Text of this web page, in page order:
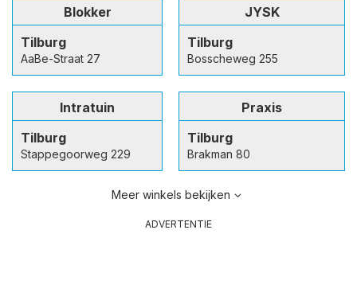
Blokker
Tilburg
AaBe-Straat 27
JYSK
Tilburg
Bosscheweg 255
Intratuin
Tilburg
Stappegoorweg 229
Praxis
Tilburg
Brakman 80
Meer winkels bekijken
ADVERTENTIE